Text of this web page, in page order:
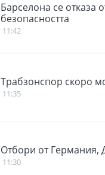
Барселона се отказа
безопасността
11:42
Трабзонспор скоро
11:35
Отбори от Германия,
11:30